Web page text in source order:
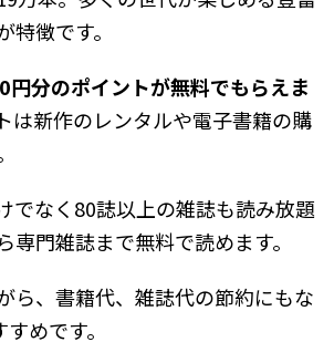
特徴です。
分のポイントが無料でもらえま
は新作のレンタルや電子書籍の購
でなく80誌以上の雑誌も読み放題
専門雑誌まで無料で読めます。
ら、書籍代、雑誌代の節約にもな
めです。